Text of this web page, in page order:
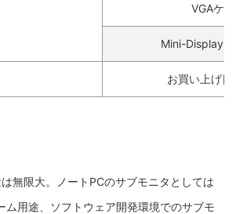
VGAケ
Mini-
お買い上げ日
無限大。ノートPCのサブモニタとしては
ム用途、ソフトウェア開発環境でのサブモ